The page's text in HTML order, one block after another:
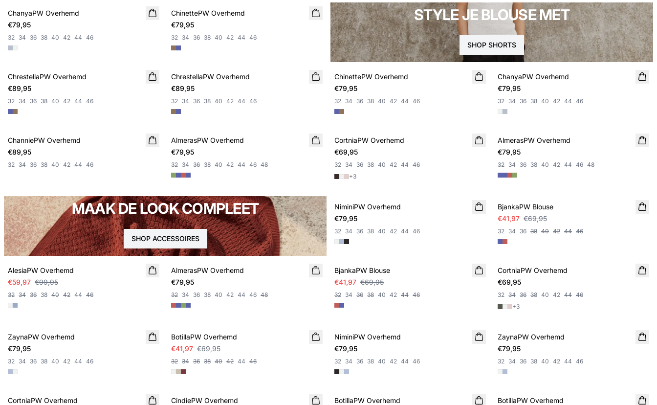
NIEUWE
ChanyaPW Overhemd
€79,95
32 34 36 38 40 42 44 46
NIEUWE
ChinettePW Overhemd
€79,95
32 34 36 38 40 42 44 46
NIEUWE
ChrestellaPW Overhemd
€89,95
32 34 36 38 40 42 44 46
NIEUWE
ChrestellaPW Overhemd
€89,95
32 34 36 38 40 42 44 46
NIEUWE
ChinettePW Overhemd
€79,95
32 34 36 38 40 42 44 46
NIEUWE
ChanyaPW Overhemd
€79,95
32 34 36 38 40 42 44 46
NIEUWE
ChanniePW Overhemd
€89,95
32 34 36 38 40 42 44 46
NIEUWE
AlmerasPW Overhemd
€79,95
32 34 36 38 40 42 44 46 48
NIEUWE
CortniaPW Overhemd
€69,95
32 34 36 38 40 42 44 46
+3
NIEUWE
AlmerasPW Overhemd
€79,95
32 34 36 38 40 42 44 46 48
NiminiPW Overhemd
€79,95
32 34 36 38 40 42 44 46
BjankaPW Blouse
€41,97 €69,95
32 34 36 38 40 42 44 46
SALE
AlesiaPW Overhemd
€59,97 €99,95
32 34 36 38 40 42 44 46
NIEUWE
AlmerasPW Overhemd
€79,95
32 34 36 38 40 42 44 46 48
BjankaPW Blouse
€41,97 €69,95
32 34 36 38 40 42 44 46
NIEUWE
CortniaPW Overhemd
€69,95
32 34 36 38 40 42 44 46
+3
NIEUWE
ZaynaPW Overhemd
€79,95
32 34 36 38 40 42 44 46
BotillaPW Overhemd
€41,97 €69,95
32 34 36 38 40 42 44 46
NiminiPW Overhemd
€79,95
32 34 36 38 40 42 44 46
NIEUWE
ZaynaPW Overhemd
€79,95
32 34 36 38 40 42 44 46
CortniaPW Overhemd
CindiePW Overhemd
BotillaPW Overhemd
BotillaPW Overhemd
STYLE JE BLOUSE MET
SHOP SHORTS
MAAK DE LOOK COMPLEET
SHOP ACCESSOIRES